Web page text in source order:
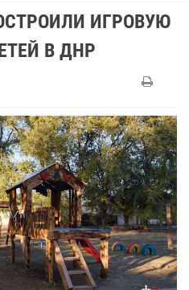
ИГРОВУЮ
В ДНР